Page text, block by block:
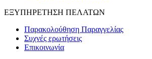
ΕΞΥΠΗΡΕΤΗΣΗ ΠΕΛΑΤΩΝ
Παρακολούθηση Παραγγελίας
Συχνές ερωτήσεις
Επικοινωνία